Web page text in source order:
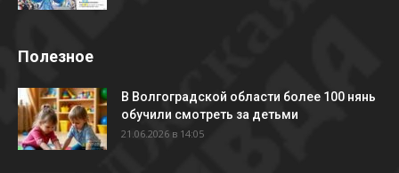
Полезное
В Волгоградской области более 100 нянь
обучили смотреть за детьми
21.06.2026 в 14:05